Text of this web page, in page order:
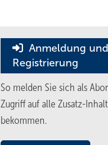
Anmeldung und
Registrierung
So melden Sie sich als
Zugriff auf alle Zusatz-
bekommen.